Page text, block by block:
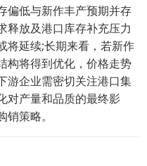
低与新作丰产预期并存
释放及港口库存补充压力
将延续;长期来看，若新作
构将得到优化，价格走势
游企业需密切关注港口集
对产量和品质的最终影
策略。